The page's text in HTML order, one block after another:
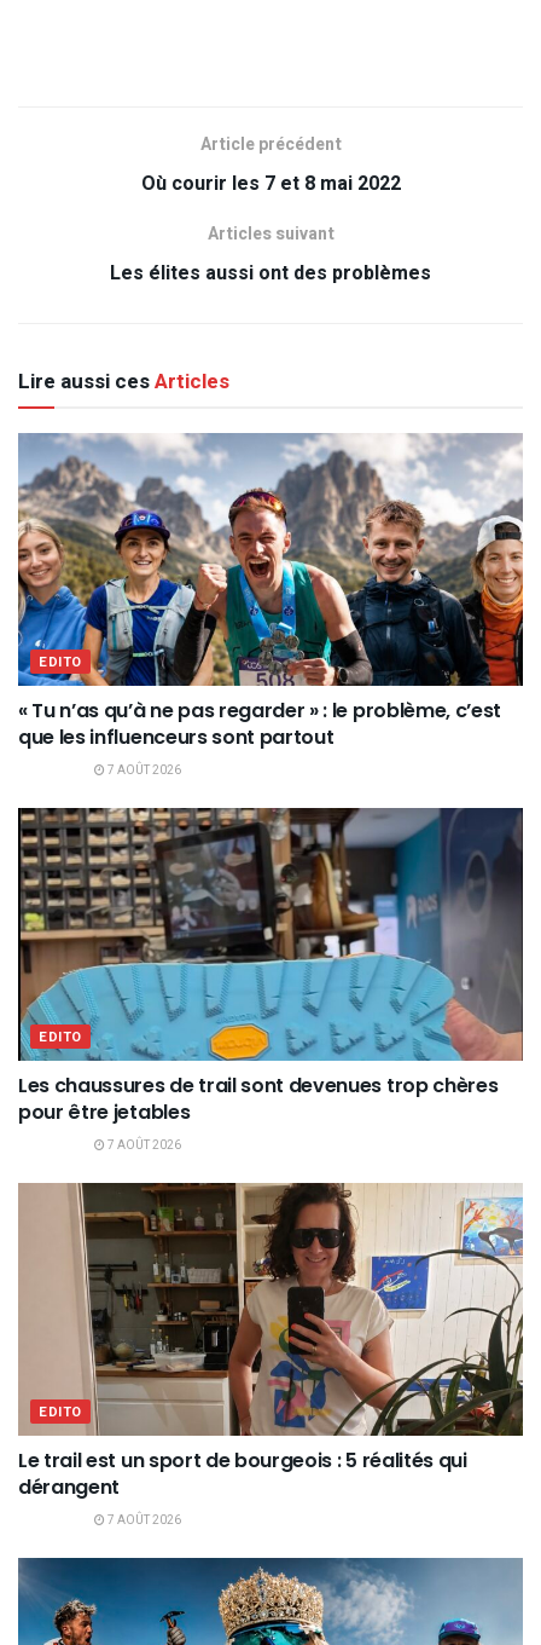
Article précédent
Où courir les 7 et 8 mai 2022
Articles suivant
Les élites aussi ont des problèmes
Lire aussi cesArticles
EDITO
« Tu n’as qu’à ne pas regarder » : le problème, c’est
que les influenceurs sont partout
7 AOÛT 2026
EDITO
Les chaussures de trail sont devenues trop chères
pour être jetables
7 AOÛT 2026
EDITO
Le trail est un sport de bourgeois : 5 réalités qui
dérangent
7 AOÛT 2026